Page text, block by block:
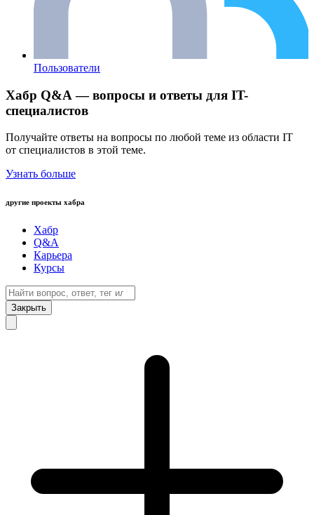
Пользователи
Хабр Q&A — вопросы и ответы для IT-
специалистов
Получайте ответы на вопросы по любой теме из области IT
от специалистов в этой теме.
Узнать больше
другие проекты хабра
Хабр
Q&A
Карьера
Курсы
Закрыть